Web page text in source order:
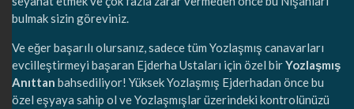
bulmak sizin göreviniz.
Ve eğer başarılı olursanız, sadece tüm Yozlaşmış canavarları
evcilleştirmeyi başaran Ejderha Ustaları için özel birYozlaşmış
Anıttan bahsediliyor! Yüksek Yozlaşmış Ejderhadan önce bu
özel eşyaya sahip ol ve Yozlaşmışlar üzerindeki kontrolünüzü